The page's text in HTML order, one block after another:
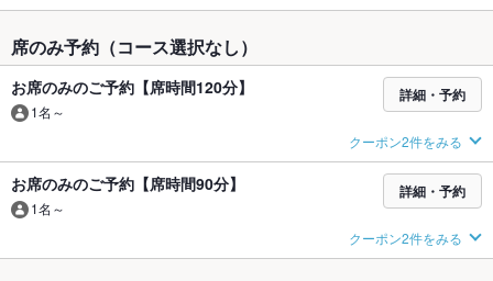
席のみ予約（コース選択なし）
お席のみのご予約【席時間120分】
1名～
詳細・予約
クーポン2件をみる
お席のみのご予約【席時間90分】
1名～
詳細・予約
クーポン2件をみる